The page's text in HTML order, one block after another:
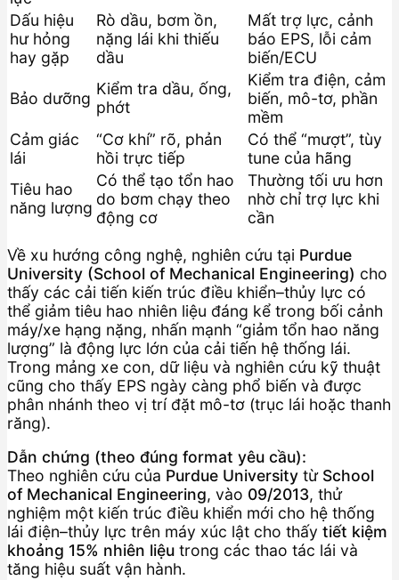
Dấu hiệu
hư hỏng
hay gặp
Rò dầu, bơm ồn,
nặng lái khi thiếu
dầu
Mất trợ lực, cảnh
báo EPS, lỗi cảm
biến/ECU
Bảo dưỡng
Kiểm tra dầu, ống,
phớt
Kiểm tra điện, cảm
biến, mô-tơ, phần
mềm
Cảm giác
lái
“Cơ khí” rõ, phản
hồi trực tiếp
Có thể “mượt”, tùy
tune của hãng
Tiêu hao
năng lượng
Có thể tạo tổn hao
do bơm chạy theo
động cơ
Thường tối ưu hơn
nhờ chỉ trợ lực khi
cần
Về xu hướng công nghệ, nghiên cứu tại Purdue
University (School of Mechanical Engineering) cho
thấy các cải tiến kiến trúc điều khiển–thủy lực có
thể giảm tiêu hao nhiên liệu đáng kể trong bối cảnh
máy/xe hạng nặng, nhấn mạnh “giảm tổn hao năng
lượng” là động lực lớn của cải tiến hệ thống lái.
Trong mảng xe con, dữ liệu và nghiên cứu kỹ thuật
cũng cho thấy EPS ngày càng phổ biến và được
phân nhánh theo vị trí đặt mô-tơ (trục lái hoặc thanh
răng).
Dẫn chứng (theo đúng format yêu cầu):
Theo nghiên cứu của Purdue University từ School
of Mechanical Engineering, vào 09/2013, thử
nghiệm một kiến trúc điều khiển mới cho hệ thống
lái điện–thủy lực trên máy xúc lật cho thấy tiết kiệm
khoảng 15% nhiên liệu trong các thao tác lái và
tăng hiệu suất vận hành.